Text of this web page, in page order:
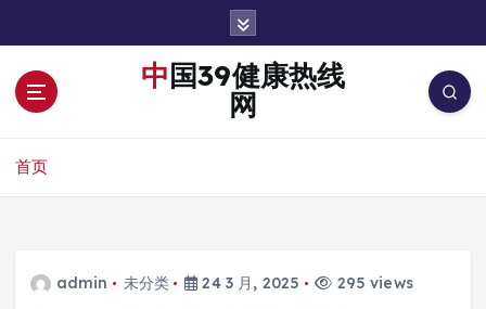
中国39健康热线
网
首页
admin 未分类 24 3 月, 2025 295 views